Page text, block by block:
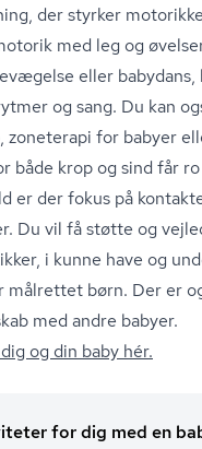
der styrker
med leg og
eller babydans,
og sang. Du kan
zoneterapi for babyer
både krop og sind får
er der fokus på
Du vil få støtte og
i kunne have og
målrettet børn. Der er
med andre babyer.
og din baby hér.
for dig med en